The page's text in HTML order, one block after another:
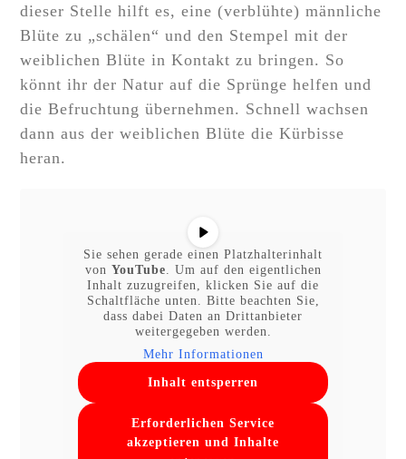
dieser Stelle hilft es, eine (verblühte) männliche
Blüte zu „schälen“ und den Stempel mit der
weiblichen Blüte in Kontakt zu bringen. So
könnt ihr der Natur auf die Sprünge helfen und
die Befruchtung übernehmen. Schnell wachsen
dann aus der weiblichen Blüte die Kürbisse
heran.
Sie sehen gerade einen Platzhalterinhalt
von YouTube . Um auf den eigentlichen
Inhalt zuzugreifen, klicken Sie auf die
Schaltfläche unten. Bitte beachten Sie,
dass dabei Daten an Drittanbieter
weitergegeben werden.
Mehr Informationen
Inhalt entsperren
Erforderlichen Service
akzeptieren und Inhalte